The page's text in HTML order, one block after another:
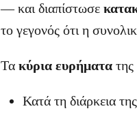
— και διαπίστωσε
το γεγονός ότι η
Τα κύρια ευρήματα της
Κατά τη διάρκεια